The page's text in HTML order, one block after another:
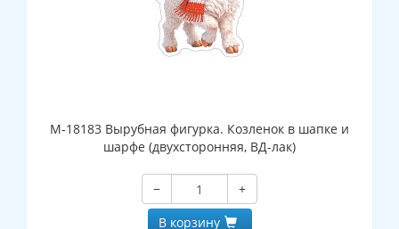
М-18183 Вырубная фигурка. Козленок в шапке и
шарфе (двухсторонняя, ВД-лак)
−
+
В корзину